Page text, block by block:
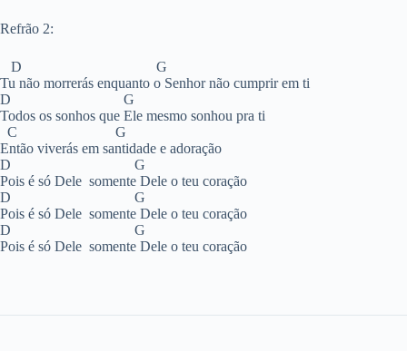
Refrão 2:
D G
Tu não morrerás enquanto o Senhor não cumprir em ti
D G
Todos os sonhos que Ele mesmo sonhou pra ti
C G
Então viverás em santidade e adoração
D G
Pois é só Dele somente Dele o teu coração
D G
Pois é só Dele somente Dele o teu coração
D G
Pois é só Dele somente Dele o teu coração